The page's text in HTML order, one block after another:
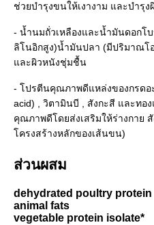
ช่วยบำรุงขนให้เงางาม และบำรุ
- น้ำนมถั่วเหลืองและน้ำมันดอกโ
ลิโนอิกสูง)น้ำมันปลา (มีปริมาณโอ
และผิวหนังชุ่มชื้น
- โปรตีนคุณภาพดีแหล่งของกรดอ
acid) , วิตามินบี , สังกะสี และทอ
คุณภาพดีโดยส่งเสริมให้ร่างกาย
โครงสร้างหลักของเส้นขน)
ส่วนผสม
dehydrated poultry protein
animal fats
vegetable protein isolate*